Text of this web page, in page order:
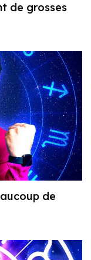
de grosses
de